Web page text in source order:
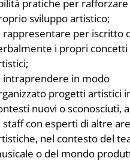
pratiche per rafforzare
sviluppo artistico;
rappresentare per iscritto
i propri concetti
intraprendere in modo
progetti artistici
nuovi o sconosciuti,
staff con esperti di altre
nel contesto del
o del mondo